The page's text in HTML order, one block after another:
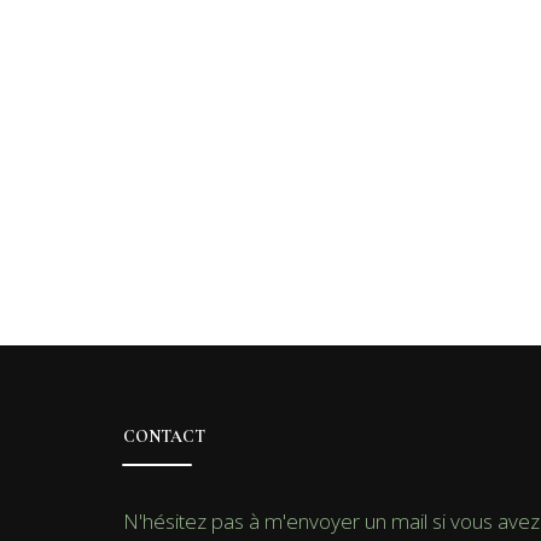
CONTACT
N'hésitez pas à m'envoyer un mail si vous